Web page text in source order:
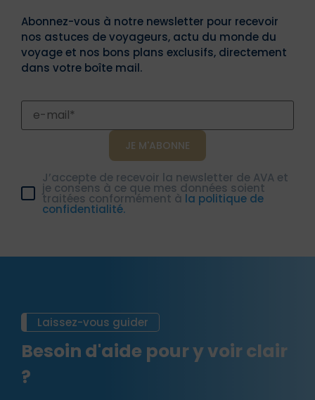
Abonnez-vous à notre newsletter pour recevoir
nos astuces de voyageurs, actu du monde du
voyage et nos bons plans exclusifs, directement
dans votre boîte mail.
J’accepte de recevoir la newsletter de AVA et
je consens à ce que mes données soient
traitées conformément à la politique de
confidentialité.
Laissez-vous guider
Besoin d'aide pour y voir clair
?